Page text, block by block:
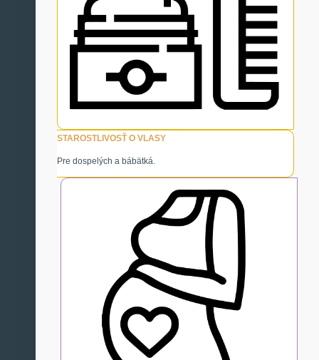
STAROSTLIVOSŤ O VLASY
Pre dospelých a bábätká.